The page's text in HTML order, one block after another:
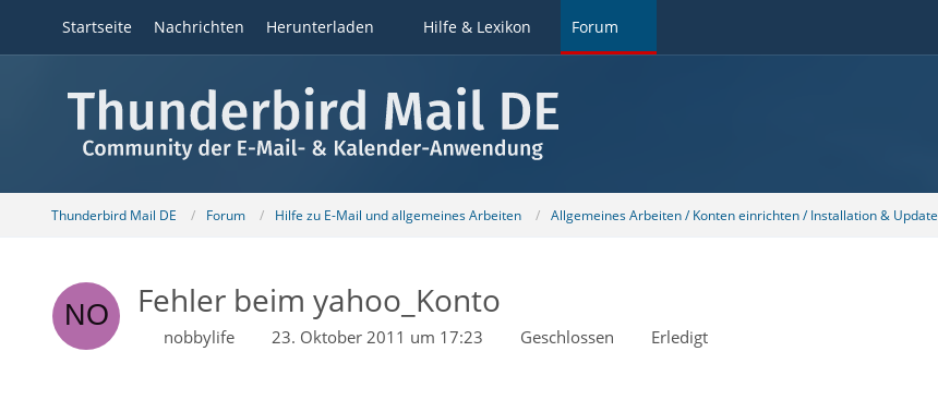
Startseite Nachrichten Herunterladen Hilfe & Lexikon Forum
Thunderbird Mail DE Forum Hilfe zu E-Mail und allgemeines Arbeiten Allgemeines Arbeiten / Konten einrichten / Installation & Update
Fehler beim yahoo_Konto
nobbylife 23. Oktober 2011 um 17:23 Geschlossen Erledigt